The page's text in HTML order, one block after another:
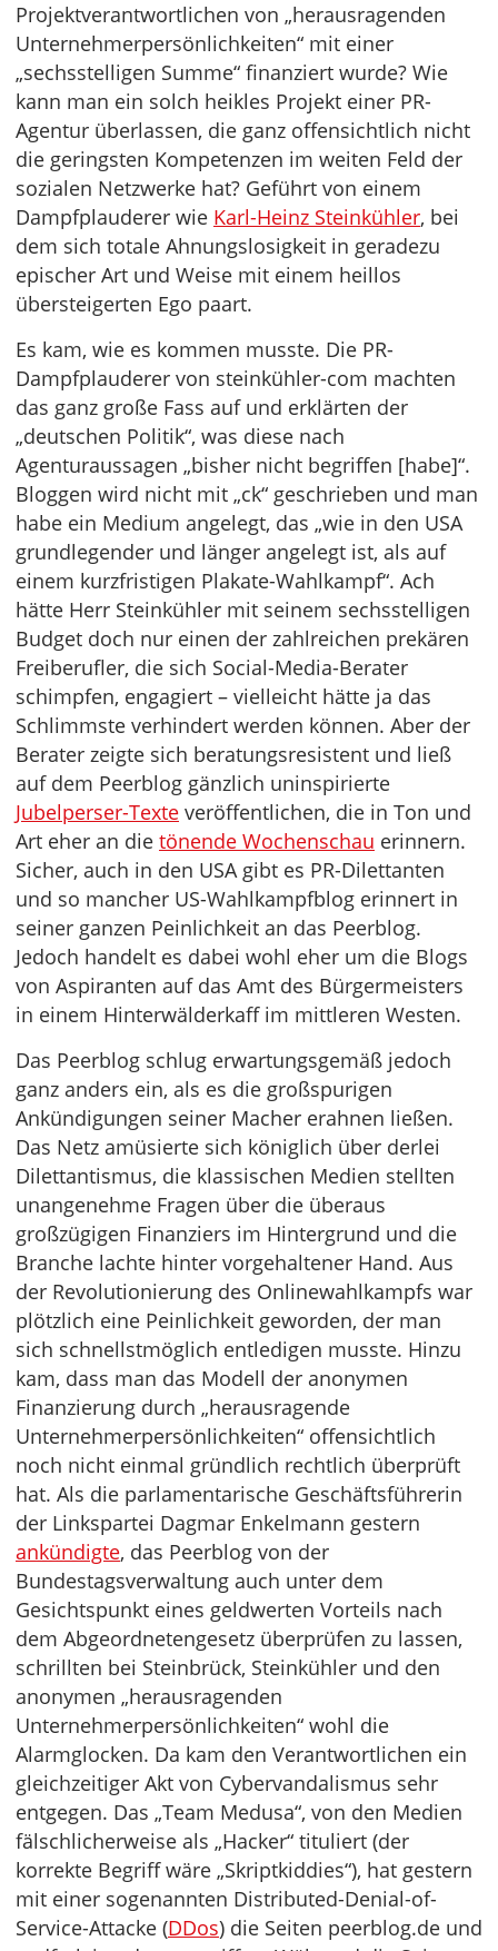
Projektverantwortlichen von „herausragenden
Unternehmerpersönlichkeiten“ mit einer
„sechsstelligen Summe“ finanziert wurde? Wie
kann man ein solch heikles Projekt einer PR-
Agentur überlassen, die ganz offensichtlich nicht
die geringsten Kompetenzen im weiten Feld der
sozialen Netzwerke hat? Geführt von einem
Dampfplauderer wie Karl-Heinz Steinkühler, bei
dem sich totale Ahnungslosigkeit in geradezu
epischer Art und Weise mit einem heillos
übersteigerten Ego paart.
Es kam, wie es kommen musste. Die PR-
Dampfplauderer von steinkühler-com machten
das ganz große Fass auf und erklärten der
„deutschen Politik“, was diese nach
Agenturaussagen „bisher nicht begriffen [habe]“.
Bloggen wird nicht mit „ck“ geschrieben und man
habe ein Medium angelegt, das „wie in den USA
grundlegender und länger angelegt ist, als auf
einem kurzfristigen Plakate-Wahlkampf“. Ach
hätte Herr Steinkühler mit seinem sechsstelligen
Budget doch nur einen der zahlreichen prekären
Freiberufler, die sich Social-Media-Berater
schimpfen, engagiert – vielleicht hätte ja das
Schlimmste verhindert werden können. Aber der
Berater zeigte sich beratungsresistent und ließ
auf dem Peerblog gänzlich uninspirierte
Jubelperser-Texte veröffentlichen, die in Ton und
Art eher an die tönende Wochenschau erinnern.
Sicher, auch in den USA gibt es PR-Dilettanten
und so mancher US-Wahlkampfblog erinnert in
seiner ganzen Peinlichkeit an das Peerblog.
Jedoch handelt es dabei wohl eher um die Blogs
von Aspiranten auf das Amt des Bürgermeisters
in einem Hinterwälderkaff im mittleren Westen.
Das Peerblog schlug erwartungsgemäß jedoch
ganz anders ein, als es die großspurigen
Ankündigungen seiner Macher erahnen ließen.
Das Netz amüsierte sich königlich über derlei
Dilettantismus, die klassischen Medien stellten
unangenehme Fragen über die überaus
großzügigen Finanziers im Hintergrund und die
Branche lachte hinter vorgehaltener Hand. Aus
der Revolutionierung des Onlinewahlkampfs war
plötzlich eine Peinlichkeit geworden, der man
sich schnellstmöglich entledigen musste. Hinzu
kam, dass man das Modell der anonymen
Finanzierung durch „herausragende
Unternehmerpersönlichkeiten“ offensichtlich
noch nicht einmal gründlich rechtlich überprüft
hat. Als die parlamentarische Geschäftsführerin
der Linkspartei Dagmar Enkelmann gestern
ankündigte, das Peerblog von der
Bundestagsverwaltung auch unter dem
Gesichtspunkt eines geldwerten Vorteils nach
dem Abgeordnetengesetz überprüfen zu lassen,
schrillten bei Steinbrück, Steinkühler und den
anonymen „herausragenden
Unternehmerpersönlichkeiten“ wohl die
Alarmglocken. Da kam den Verantwortlichen ein
gleichzeitiger Akt von Cybervandalismus sehr
entgegen. Das „Team Medusa“, von den Medien
fälschlicherweise als „Hacker“ tituliert (der
korrekte Begriff wäre „Skriptkiddies“), hat gestern
mit einer sogenannten Distributed-Denial-of-
Service-Attacke (DDos) die Seiten peerblog.de und